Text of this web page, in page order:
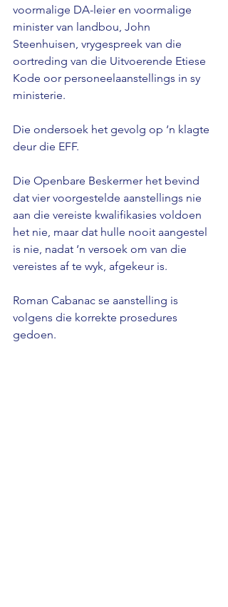
voormalige DA-leier en voormalige
minister van landbou, John
Steenhuisen, vrygespreek van die
oortreding van die Uitvoerende Etiese
Kode oor personeelaanstellings in sy
ministerie.
Die ondersoek het gevolg op ‘n klagte
deur die EFF.
Die Openbare Beskermer het bevind
dat vier voorgestelde aanstellings nie
aan die vereiste kwalifikasies voldoen
het nie, maar dat hulle nooit aangestel
is nie, nadat ‘n versoek om van die
vereistes af te wyk, afgekeur is.
Roman Cabanac se aanstelling is
volgens die korrekte prosedures
gedoen.